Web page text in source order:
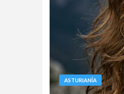
ASTURIANÍA